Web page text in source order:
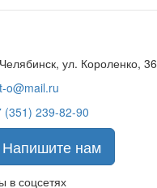
ул. Короленко, 36
o@mail.ru
(351) 239-82-90
Напишите нам
в соцсетях